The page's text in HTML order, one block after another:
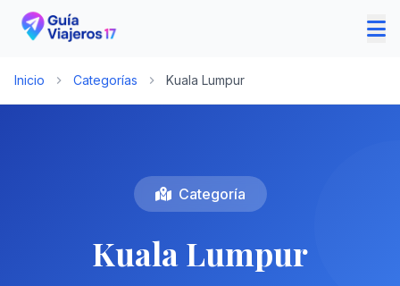
Inicio Categorías Kuala Lumpur
Categoría
Kuala Lumpur